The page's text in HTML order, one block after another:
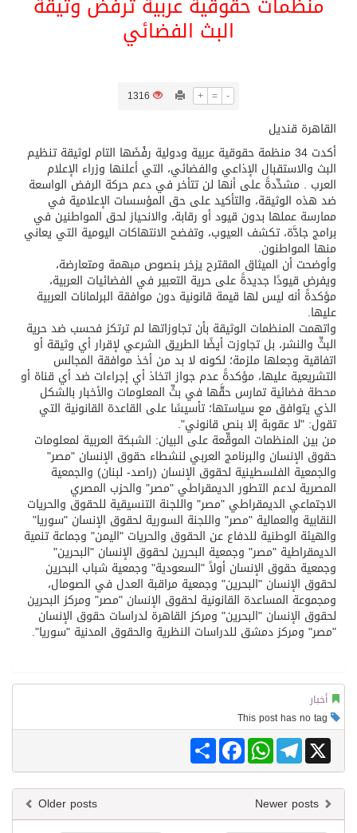
تسليم 248 حافلة سياحية صينية فاخرة مخصصة للسوق السعودية
ثلة من الضابطات في الجييش الكويتي
كسوة الكعبة تعتلي البيت العتيق
البث الفضائي
+ = -
1316
القاهرة قنديل
أكدت 34 منظمة حقوقية عربية ودولية رفْضَها التام لوثيقة تنظيم
البث والاستقبال الإذاعي والفضائي، التي أعلنها وزراء الإعلام
العرب . مشدِّدةً على أنها لن تتأخر في دعم حركة الرفض الواسعة
ضد هذه الوثيقة، والتأكيد على حق المؤسسات الإعلامية في
ممارسة عملها بدون قيود أو رقابة، والانحياز لحق المواطنين في
برامج جادَّة، تكشف العيوب، وتفضح الانتهاكات اليومية التي يعاني
منها المواطنون.
وأوضحت أن الميثاق المقترح يزخر بنصوص مبهمة ومتعارضة،
ويفرض قيودًا جديدةً على حرية التعبير في الفضائيات العربية،
مؤكدةً أنه ليس لها قيمة قانونية دون موافقة البرلمانات العربية
عليها.
واتهمت المنظمات الوثيقة بأن تجاوزاتها لم ترتكز فحسب ضد حرية
البثِّ والنشر، بل تجاوزت أيضًا الطريق الشرعي لإقرار أي وثيقة أو
اتفاقية وجعلها ملزمة؛ لكونه لا بد من أخذ موافقة المجالس
التشريعية عليها، مؤكدةً عدم جواز اتخاذ أي إجراءات ضد أي قناة أو
محطة فضائية تمارس حقَّها في بثِّ المعلومات والأخبار بالشكل
الذي يتوافق مع سياستها؛ تأسيسًا على القاعدة القانونية التي
تقول: "لا عقوبة إلا بنص قانوني".
من بين المنظمات الموقِّعة على البيان: الشبكة العربية لمعلومات
حقوق الإنسان والبرنامج العربي لنشطاء حقوق الإنسان "مصر"
والجمعية الفلسطينية لحقوق الإنسان (راصد- لبنان) والجمعية
المصرية لدعم التطور الديمقراطي "مصر" والحزب المصري
الاجتماعي الديمقراطي "مصر" واللجنة التنسيقية للحقوق والحريات
النقابية والعمالية "مصر" واللجنة السورية لحقوق الإنسان "سوريا"
والهيئة الوطنية للدفاع عن الحقوق والحريات "اليمن" وجماعة تنمية
الديمقراطية "مصر" وجمعية البحرين لحقوق الإنسان "البحرين"
وجمعية حقوق الإنسان أولاً "السعودية" وجمعية شباب البحرين
لحقوق الإنسان "البحرين" وجمعية مراقبة العدل في الصومال،
ومجموعة المساعدة القانونية لحقوق الإنسان "مصر" ومركز البحرين
لحقوق الإنسان "البحرين" ومركز القاهرة لدراسات حقوق الإنسان
"مصر" ومركز دمشق للدراسات النظرية والحقوق المدنية "سوريا".
أخبار
Share
FacebookWhatsAppTelegram X
Older posts